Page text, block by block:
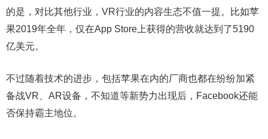
的是，对比其他行业，VR行业的内容生态不值一提。比如苹
果2019年全年，仅在App Store上获得的营收就达到了5190
亿美元。
不过随着技术的进步，包括苹果在内的厂商也都在纷纷加紧
备战VR、AR设备，不知道等新势力出现后，Facebook还能
否保持霸主地位。